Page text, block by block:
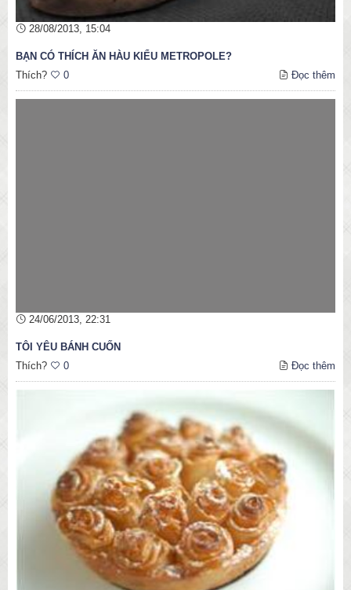
28/08/2013, 15:04
BẠN CÓ THÍCH ĂN HÀU KIỂU METROPOLE?
Thích?
0 Đọc thêm
24/06/2013, 22:31
TÔI YÊU BÁNH CUỐN
Thích?
0 Đọc thêm